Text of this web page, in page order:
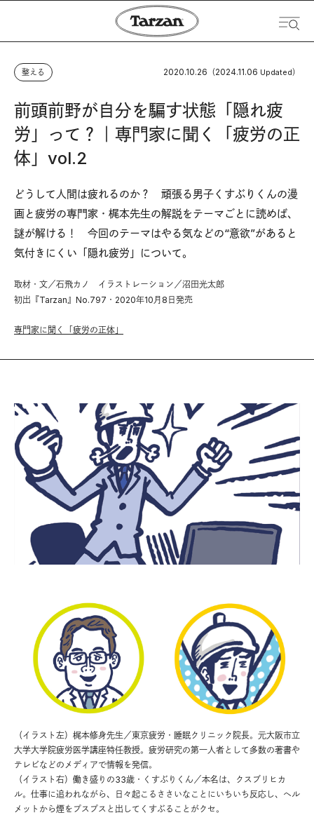
整える 2020.10.26 （2024.11.06 Updated）
前頭前野が自分を騙す状態「隠れ疲
労」って？｜専門家に聞く「疲労の正
体」vol.2
どうして人間は疲れるのか？ 頑張る男子くすぶりくんの漫
画と疲労の専門家・梶本先生の解説をテーマごとに読めば、
謎が解ける！ 今回のテーマはやる気などの“意欲”があると
気付きにくい「隠れ疲労」について。
取材・文／石飛カノ イラストレーション／沼田光太郎
初出『Tarzan』No.797・2020年10月8日発売
専門家に聞く「疲労の正体」
（イラスト左）梶本修身先生／東京疲労・睡眠クリニック院長。元大阪市立
大学大学院疲労医学講座特任教授。疲労研究の第一人者として多数の著書や
テレビなどのメディアで情報を発信。
（イラスト右）働き盛りの33歳・くすぶりくん／本名は、クスブリヒカ
ル。仕事に追われながら、日々起こるささいなことにいちいち反応し、ヘル
メットから煙をプスプスと出してくすぶることがクセ。